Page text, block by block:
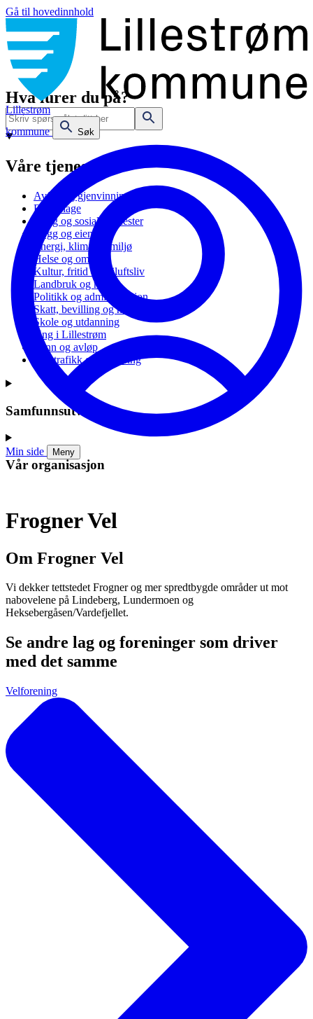
Gå til hovedinnhold
Lillestrøm
kommune
Søk
Min side Meny
Hva lurer du på?
Våre tjenester
Avfall og gjenvinning
Barnehage
Bolig og sosiale tjenester
Bygg og eiendom
Energi, klima og miljø
Helse og omsorg
Kultur, fritid og friluftsliv
Landbruk og natur
Politikk og administrasjon
Skatt, bevilling og næring
Skole og utdanning
Ung i Lillestrøm
Vann og avløp
Vei, trafikk og parkering
Samfunnsutvikling
Vår organisasjon
Frogner Vel
Om Frogner Vel
Vi dekker tettstedet Frogner og mer spredtbygde områder ut mot
nabovelene på Lindeberg, Lundermoen og
Heksebergåsen/Vardefjellet.
Se andre lag og foreninger som driver
med det samme
Velforening